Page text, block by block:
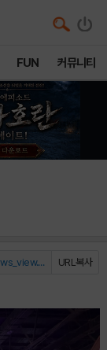
FUN 커뮤니티
URL복사
https://m.hungryapp.co.kr/news/news_view.php?durl=YmNvZGU9b...